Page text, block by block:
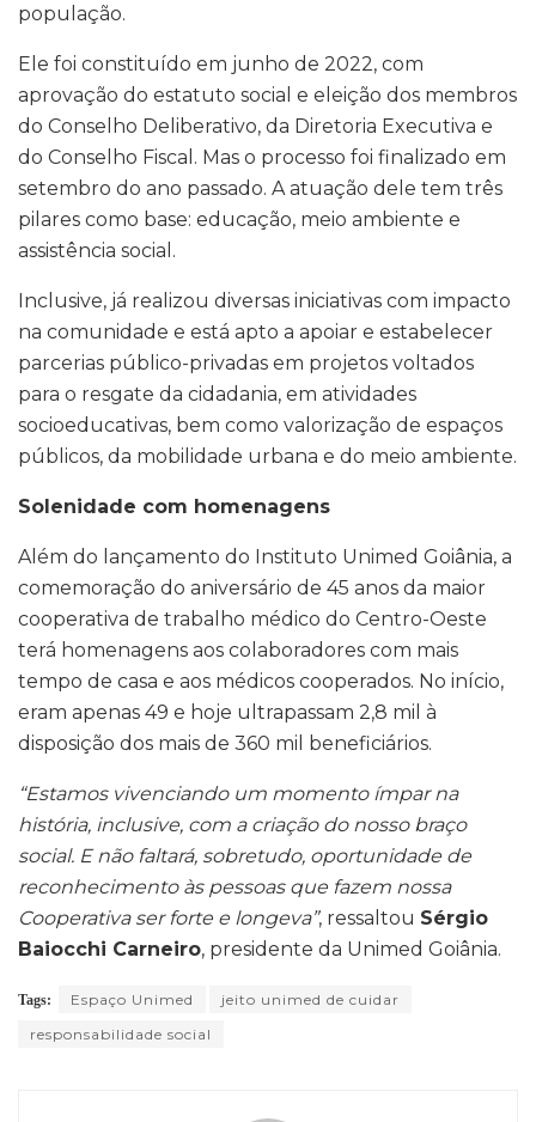
população.
Ele foi constituído em junho de 2022, com
aprovação do estatuto social e eleição dos membros
do Conselho Deliberativo, da Diretoria Executiva e
do Conselho Fiscal. Mas o processo foi finalizado em
setembro do ano passado. A atuação dele tem três
pilares como base: educação, meio ambiente e
assistência social.
Inclusive, já realizou diversas iniciativas com impacto
na comunidade e está apto a apoiar e estabelecer
parcerias público-privadas em projetos voltados
para o resgate da cidadania, em atividades
socioeducativas, bem como valorização de espaços
públicos, da mobilidade urbana e do meio ambiente.
Solenidade com homenagens
Além do lançamento do Instituto Unimed Goiânia, a
comemoração do aniversário de 45 anos da maior
cooperativa de trabalho médico do Centro-Oeste
terá homenagens aos colaboradores com mais
tempo de casa e aos médicos cooperados. No início,
eram apenas 49 e hoje ultrapassam 2,8 mil à
disposição dos mais de 360 mil beneficiários.
“Estamos vivenciando um momento ímpar na
história, inclusive, com a criação do nosso braço
social. E não faltará, sobretudo, oportunidade de
reconhecimento às pessoas que fazem nossa
Cooperativa ser forte e longeva”, ressaltou Sérgio
Baiocchi Carneiro, presidente da Unimed Goiânia.
Tags: Espaço Unimed
jeito unimed de cuidar
responsabilidade social